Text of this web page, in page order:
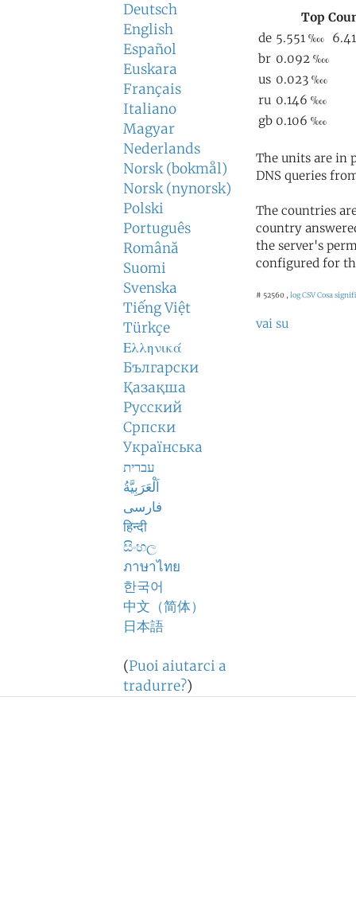
Deutsch
English
Español
Euskara
Français
Italiano
Magyar
Nederlands
Norsk (bokmål)
Norsk (nynorsk)
Polski
Português
Română
Suomi
Svenska
Tiếng Việt
Türkçe
Ελληνικά
Български
Қазақша
Русский
Српски
Українська
עברית
اَلْعَرَبِيَّةُ
فارسی
हिन्दी
සිංහල
ภาษาไทย
한국어
中文（简体）
日本語
(Puoi aiutarci a
tradurre?)
The units are in
DNS queries
The countries
country
the server's
configured for
# 52560 , log CSVCosa
vai su